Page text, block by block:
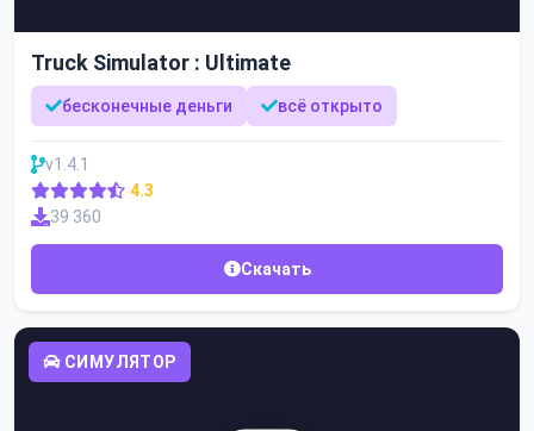
Truck Simulator : Ultimate
бесконечные деньги всё открыто
v1.4.1
4.3
39 360
Скачать
СИМУЛЯТОР